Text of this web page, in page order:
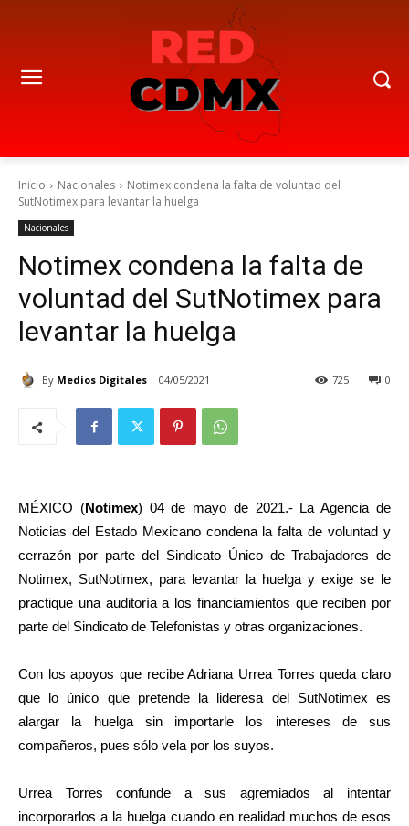
Inicio Nacionales
Notimex condena la falta de voluntad del
SutNotimex para levantar la huelga
Nacionales
Notimex condena la falta de
voluntad del SutNotimex para
levantar la huelga
By Medios Digitales 04/05/2021 0
725
MÉXICO (Notimex) 04 de mayo de 2021.- La Agencia de
Noticias del Estado Mexicano condena la falta de voluntad y
cerrazón por parte del Sindicato Único de Trabajadores de
Notimex, SutNotimex, para levantar la huelga y exige se le
practique una auditoría a los financiamientos que reciben por
parte del Sindicato de Telefonistas y otras organizaciones.
Con los apoyos que recibe Adriana Urrea Torres queda claro
que lo único que pretende la lideresa del SutNotimex es
alargar la huelga sin importarle los intereses de sus
compañeros, pues sólo vela por los suyos.
Urrea Torres confunde a sus agremiados al intentar
incorporarlos a la huelga cuando en realidad muchos de esos